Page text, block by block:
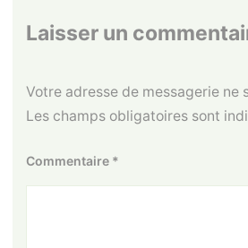
Laisser un
Votre adresse de messagerie ne
Les champs obligatoires sont
Commentaire *